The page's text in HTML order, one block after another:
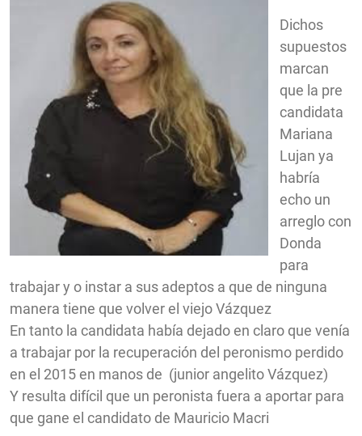
Dichos
supuestos
marcan
que la pre
candidata
Mariana
Lujan ya
habría
echo un
arreglo con
Donda
para
trabajar y o instar a sus adeptos a que de ninguna
manera tiene que volver el viejo Vázquez
En tanto la candidata había dejado en claro que venía
a trabajar por la recuperación del peronismo perdido
en el 2015 en manos de (junior angelito Vázquez)
Y resulta difícil que un peronista fuera a aportar para
que gane el candidato de Mauricio Macri